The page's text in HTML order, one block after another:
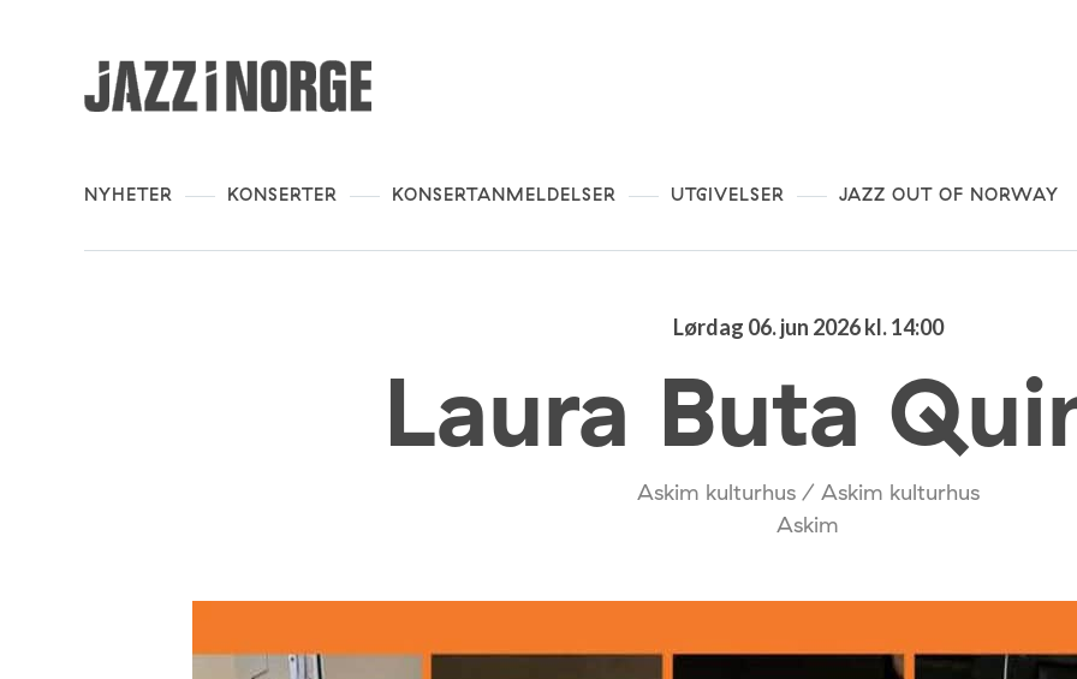
NYHETER KONSERTER KONSERTANMELDELSER UTGIVELSER JAZZ OUT OF NORWAY
Lørdag 06. jun 2026 kl. 14:00
Laura Buta
Askim kulturhus / Askim kulturhus
Askim